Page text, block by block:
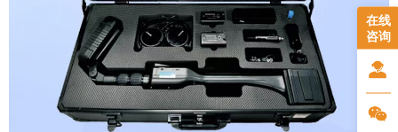
在线
咨询